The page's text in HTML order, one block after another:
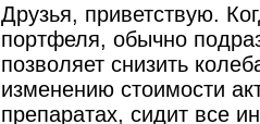
Друзья, приветствую.
портфеля, обычно
позволяет снизить
изменению стоимости
препаратах, сидит все